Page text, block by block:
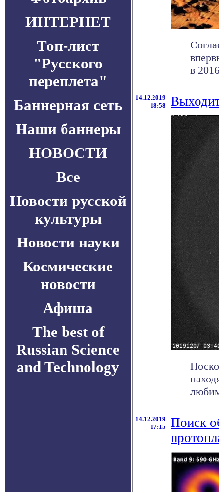
ИНТЕРНЕТ
Топ-лист
"Русского
переплета"
Баннерная сеть
Наши баннеры
НОВОСТИ
Все
Новости русской
культуры
Новости науки
Космические
новости
Афиша
The best of
Russian Science
and Technology
в
14.12.2019
18:58
14.12.2019
17:15
Поиск